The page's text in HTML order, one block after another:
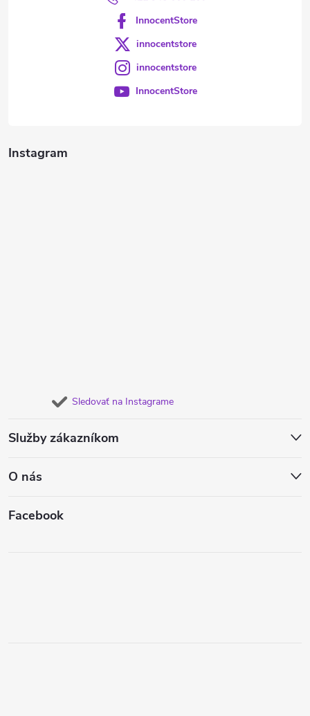
Instagram
Sledovať na Instagrame
Služby zákazníkom
O nás
Facebook
InnocentStore
innocentstore
innocentstore
InnocentStore